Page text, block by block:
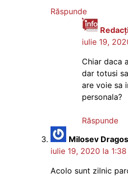
Răspunde
iulie 19,
Chiar daca
dar totusi
are voie sa
personala?
Răspunde
Milosev
iulie 19, 2020 la
Acolo sunt zilnic